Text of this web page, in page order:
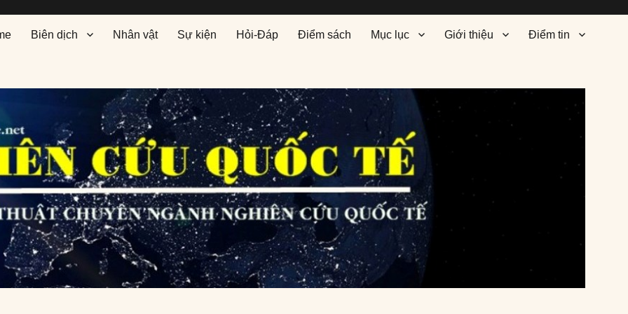
Biên dịch Nhân vật Sự kiện Hỏi-Đáp Điểm sách Mục lục Giới thiệu Điểm tin